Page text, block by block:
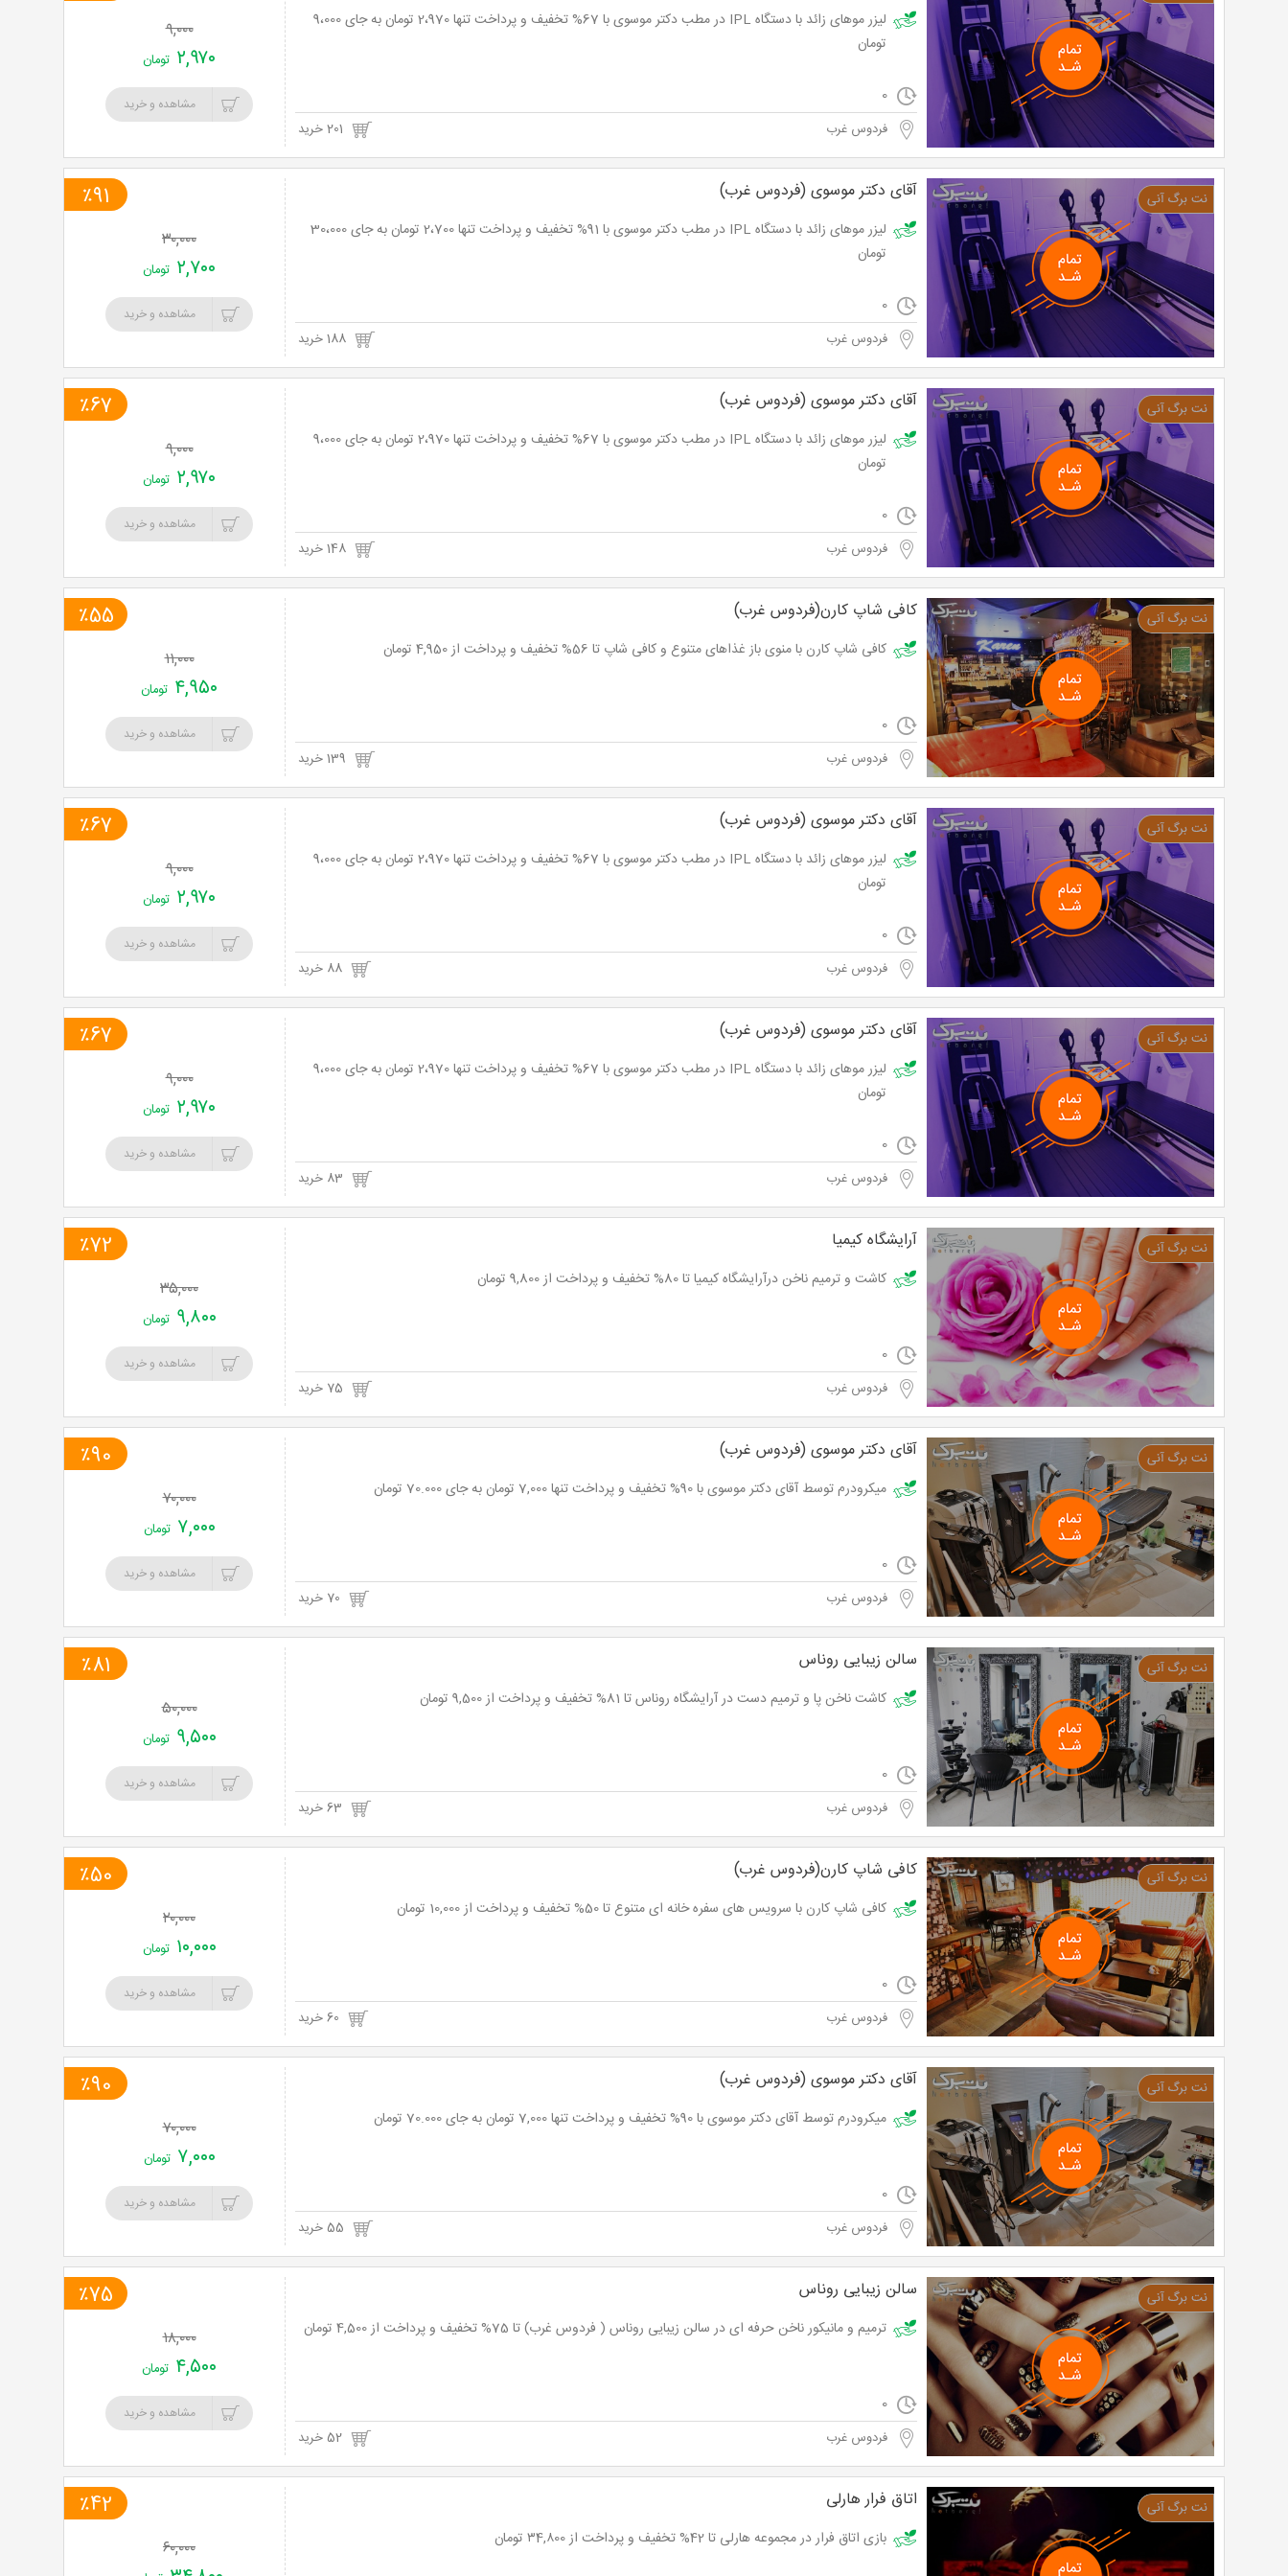
لیزر موهای زائد با دستگاه IPL در مطب دکتر موسوی با 67% تخفیف و پرداخت تنها 2،970 تومان به جای 9،000
تومان
0
فردوس غرب
۹,۰۰۰
۲,۹۷۰ تومان
مشاهده و خرید
آقای دکتر موسوی (فردوس غرب)
لیزر موهای زائد با دستگاه IPL در مطب دکتر موسوی با 91% تخفیف و پرداخت تنها 2،700 تومان به جای 30،000
تومان
0
فردوس غرب 188 خرید
٪91
۳۰,۰۰۰
۲,۷۰۰ تومان
مشاهده و خرید
آقای دکتر موسوی (فردوس غرب)
لیزر موهای زائد با دستگاه IPL در مطب دکتر موسوی با 67% تخفیف و پرداخت تنها 2،970 تومان به جای 9،000
تومان
0
فردوس غرب 148 خرید
٪67
۹,۰۰۰
۲,۹۷۰ تومان
مشاهده و خرید
کافی شاپ کارن(فردوس غرب)
کافی شاپ کارن با منوی باز غذاهای متنوع و کافی شاپ تا 56% تخفیف و پرداخت از 4,950 تومان
0
فردوس غرب
٪55
۱۱,۰۰۰
۴,۹۵۰ تومان
مشاهده و خرید
آقای دکتر موسوی (فردوس غرب)
لیزر موهای زائد با دستگاه IPL در مطب دکتر موسوی با 67% تخفیف و پرداخت تنها 2،970 تومان به جای 9،000
تومان
0
فردوس غرب 88 خرید
٪67
۹,۰۰۰
۲,۹۷۰ تومان
مشاهده و خرید
آقای دکتر موسوی (فردوس غرب)
لیزر موهای زائد با دستگاه IPL در مطب دکتر موسوی با 67% تخفیف و پرداخت تنها 2،970 تومان به جای 9،000
تومان
0
فردوس غرب
٪67
۹,۰۰۰
۲,۹۷۰ تومان
مشاهده و خرید
آرایشگاه کیمیا
کاشت و ترمیم ناخن درآرایشگاه کیمیا تا 80% تخفیف و پرداخت از 9,800 تومان
0
فردوس غرب
٪72
۳۵,۰۰۰
۹,۸۰۰ تومان
مشاهده و خرید
آقای دکتر موسوی (فردوس غرب)
میکرودرم توسط آقای دکتر موسوی با 90% تخفیف و پرداخت تنها 7,000 تومان به جای 70.000 تومان
0
فردوس غرب
٪90
۷۰,۰۰۰
۷,۰۰۰ تومان
مشاهده و خرید
سالن زیبایی روناس
کاشت ناخن پا و ترمیم دست در آرایشگاه روناس تا 81% تخفیف و پرداخت از 9,500 تومان
0
فردوس غرب
٪81
۵۰,۰۰۰
۹,۵۰۰ تومان
مشاهده و خرید
کافی شاپ کارن(فردوس غرب)
کافی شاپ کارن با سرویس های سفره خانه ای متنوع تا 50% تخفیف و پرداخت از 10,000 تومان
0
فردوس غرب
٪50
۲۰,۰۰۰
۱۰,۰۰۰ تومان
مشاهده و خرید
آقای دکتر موسوی (فردوس غرب)
میکرودرم توسط آقای دکتر موسوی با 90% تخفیف و پرداخت تنها 7,000 تومان به جای 70.000 تومان
0
فردوس غرب
٪90
۷۰,۰۰۰
۷,۰۰۰ تومان
مشاهده و خرید
سالن زیبایی روناس
ترمیم و مانیکور ناخن حرفه ای در سالن زیبایی روناس ( فردوس غرب) تا 75% تخفیف و پرداخت از 4,500 تومان
0
فردوس غرب 52 خرید
٪75
۱۸,۰۰۰
۴,۵۰۰ تومان
مشاهده و خرید
اتاق فرار هارلی
بازی اتاق فرار در مجموعه هارلی تا 42% تخفیف و پرداخت از ۳4,۸00 تومان
٪42
۶۰,۰۰۰